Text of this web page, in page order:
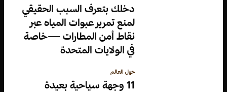
دخلك بتعرف السبب الحقيقي
لمنع تمرير عبوات المياه عبر
نقاط أمن المطارات —خاصة
في الولايات المتحدة
حول العالم
11 وجهة سياحية بعيدة